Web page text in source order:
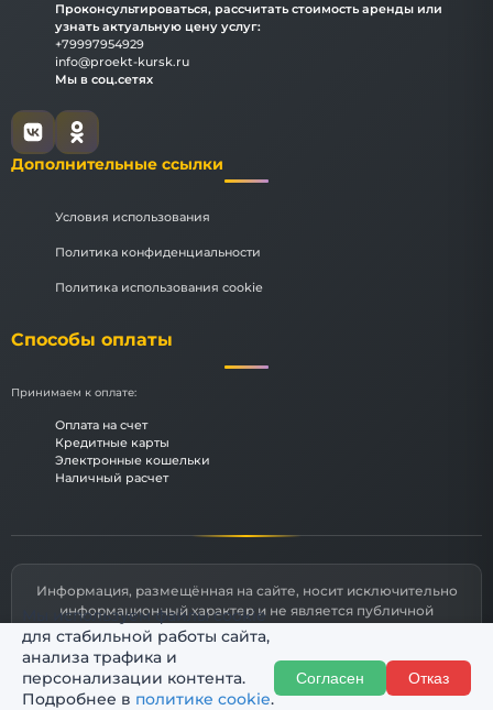
Проконсультироваться, рассчитать стоимость аренды или
узнать актуальную цену услуг:
+79997954929
info@proekt-kursk.ru
Мы в соц.сетях
Дополнительные ссылки
Условия использования
Политика конфиденциальности
Политика использования cookie
Способы оплаты
Принимаем к оплате:
Оплата на счет
Кредитные карты
Электронные кошельки
Наличный расчет
Информация, размещённая на сайте, носит исключительно
информационный характер и не является публичной
офертой, определяемой статьями 435 и 437 Гражданского
© 2026 КурскИнжПроект
Мы используем файлы cookie
для стабильной работы сайта,
анализа трафика и
персонализации контента.
Подробнее в политике cookie.
Согласен Отказ